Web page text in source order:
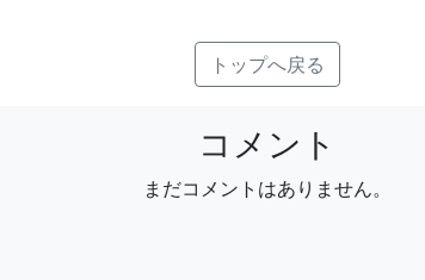
トップへ戻る
コメント
まだコメントはありません。